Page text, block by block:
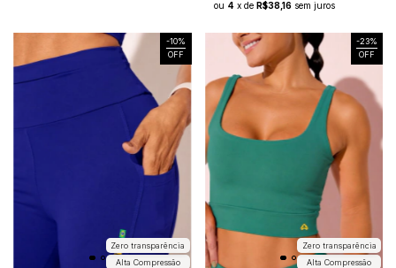
ou 4 x de R$38,16 sem juros
-10%
OFF
Alta Compressão
Zero transparência
-23%
OFF
Alta Compressão
Zero transparência